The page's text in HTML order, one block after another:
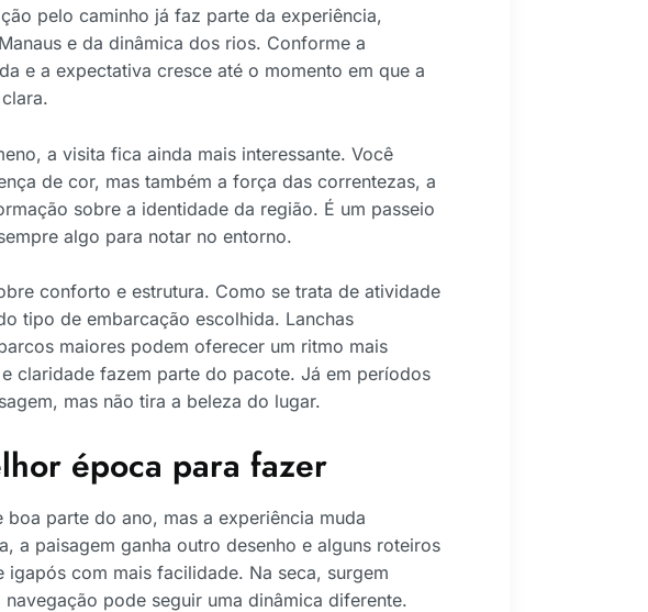
pelo caminho já faz parte da experiência,
e da dinâmica dos rios. Conforme a
e a expectativa cresce até o momento em que a
a visita fica ainda mais interessante. Você
de cor, mas também a força das correntezas, a
sobre a identidade da região. É um passeio
algo para notar no entorno.
conforto e estrutura. Como se trata de atividade
tipo de embarcação escolhida. Lanchas
maiores podem oferecer um ritmo mais
claridade fazem parte do pacote. Já em períodos
mas não tira a beleza do lugar.
época para fazer
parte do ano, mas a experiência muda
a paisagem ganha outro desenho e alguns roteiros
igapós com mais facilidade. Na seca, surgem
pode seguir uma dinâmica diferente.